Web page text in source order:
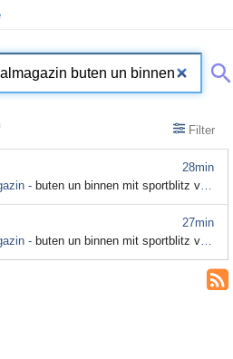
Filter
28min
- buten un binnen mit sportblitz vom 29. September 2024
27min
- buten un binnen mit sportblitz vom 15. September 2024